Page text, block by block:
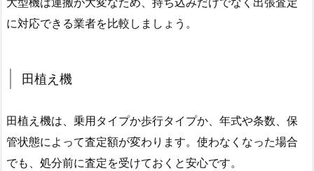
に対応できる業者を比較しましょう。
田植え機
田植え機は、乗用タイプか歩行タイプか、年式や条数、保
管状態によって査定額が変わります。使わなくなった場合
でも、処分前に査定を受けておくと安心です。